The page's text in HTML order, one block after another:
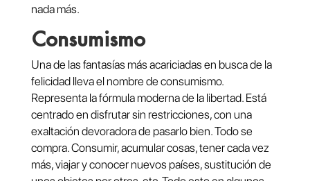
nada más.
Consumismo
Una de las fantasías más acariciadas en busca de la
felicidad lleva el nombre de consumismo.
Representa la fórmula moderna de la libertad. Está
centrado en disfrutar sin restricciones, con una
exaltación devoradora de pasarlo bien. Todo se
compra. Consumir, acumular cosas, tener cada vez
más, viajar y conocer nuevos países, sustitución de